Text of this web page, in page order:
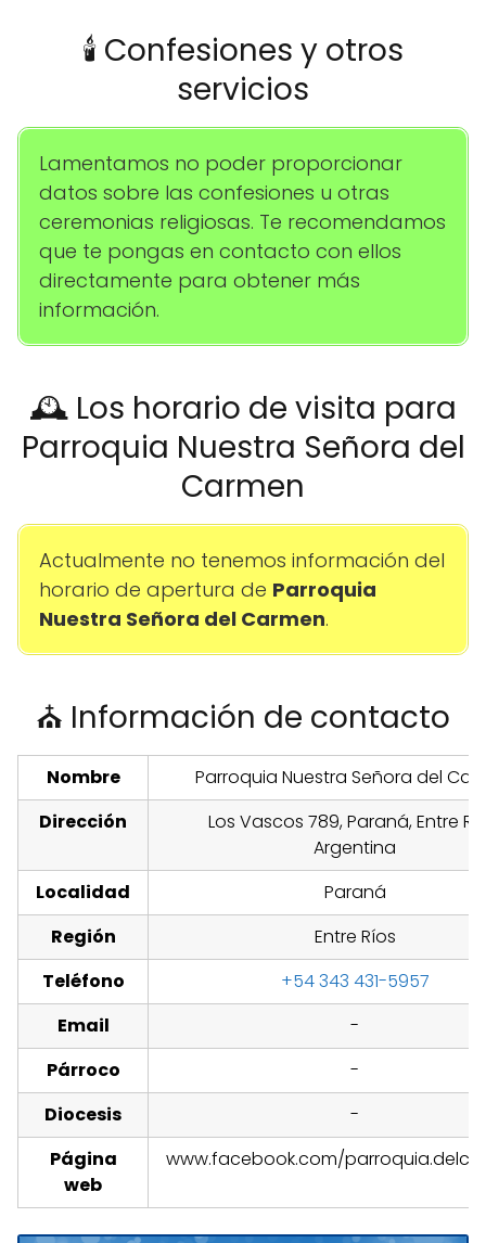
🕯️ Confesiones y otros
servicios
Lamentamos no poder proporcionar
datos sobre las confesiones u otras
ceremonias religiosas. Te recomendamos
que te pongas en contacto con ellos
directamente para obtener más
información.
🕰️ Los horario de visita para
Parroquia Nuestra Señora del
Carmen
Actualmente no tenemos información del
horario de apertura de Parroquia
Nuestra Señora del Carmen.
⛪ Información de contacto
Nombre
Parroquia Nuestra Señora del
Dirección
Los Vascos 789, Paraná, Entre
Argentina
Localidad
Paraná
Región
Entre Ríos
Teléfono
+54 343 431-5957
Email
-
Párroco
-
Diocesis
-
Página
web
www.facebook.com/